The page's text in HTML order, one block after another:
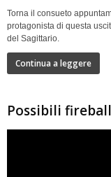
Torna il consueto
protagonista di questa
del Sagittario.
Continua a leggere
Possibili